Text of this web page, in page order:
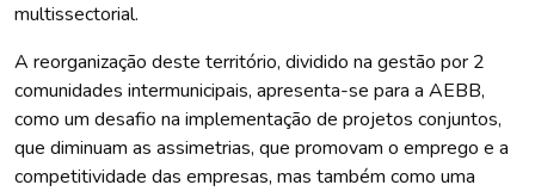
multissectorial.
A reorganização deste território, dividido na gestão por 2
comunidades intermunicipais, apresenta-se para a AEBB,
como um desafio na implementação de projetos conjuntos,
que diminuam as assimetrias, que promovam o emprego e a
competitividade das empresas, mas também como uma